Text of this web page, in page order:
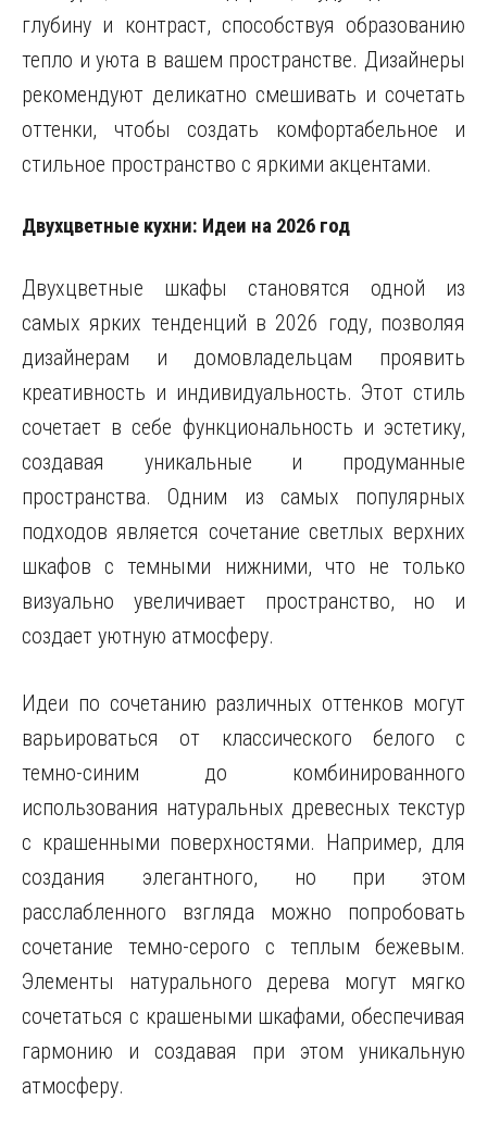
глубину и контраст, способствуя образованию
тепло и уюта в вашем пространстве. Дизайнеры
рекомендуют деликатно смешивать и сочетать
оттенки, чтобы создать комфортабельное и
стильное пространство с яркими акцентами.
Двухцветные кухни: Идеи на 2026 год
Двухцветные шкафы становятся одной из
самых ярких тенденций в 2026 году, позволяя
дизайнерам и домовладельцам проявить
креативность и индивидуальность. Этот стиль
сочетает в себе функциональность и эстетику,
создавая уникальные и продуманные
пространства. Одним из самых популярных
подходов является сочетание светлых верхних
шкафов с темными нижними, что не только
визуально увеличивает пространство, но и
создает уютную атмосферу.
Идеи по сочетанию различных оттенков могут
варьироваться от классического белого с
темно-синим до комбинированного
использования натуральных древесных текстур
с крашенными поверхностями. Например, для
создания элегантного, но при этом
расслабленного взгляда можно попробовать
сочетание темно-серого с теплым бежевым.
Элементы натурального дерева могут мягко
сочетаться с крашеными шкафами, обеспечивая
гармонию и создавая при этом уникальную
атмосферу.